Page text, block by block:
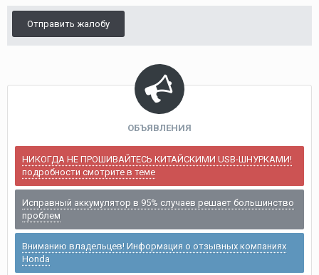
Отправить жалобу
ОБЪЯВЛЕНИЯ
НИКОГДА НЕ ПРОШИВАЙТЕСЬ КИТАЙСКИМИ USB-ШНУРКАМИ!
подробности смотрите в теме
Исправный аккумулятор в 95% случаев решает большинство
проблем
Вниманию владельцев! Информация о отзывных компаниях
Honda